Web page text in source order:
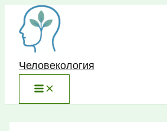
Перейти
содержимому
Человекология